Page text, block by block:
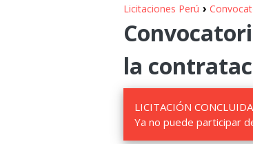
Licitaciones Perú ›
la
LICITACIÓN
Ya no puede participar